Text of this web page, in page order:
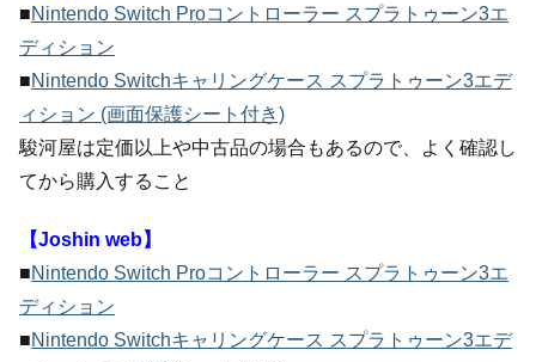
■Nintendo Switch Proコントローラー スプラトゥーン3エ
ディション
■Nintendo Switchキャリングケース スプラトゥーン3エデ
ィション (画面保護シート付き)
駿河屋は定価以上や中古品の場合もあるので、よく確認し
てから購入すること
【Joshin web】
■Nintendo Switch Proコントローラー スプラトゥーン3エ
ディション
■Nintendo Switchキャリングケース スプラトゥーン3エデ